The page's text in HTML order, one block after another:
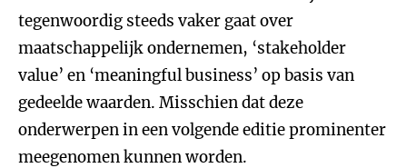
tegenwoordig steeds vaker gaat over
maatschappelijk ondernemen, ‘stakeholder
value’ en ‘meaningful business’ op basis van
gedeelde waarden. Misschien dat deze
onderwerpen in een volgende editie prominenter
meegenomen kunnen worden.